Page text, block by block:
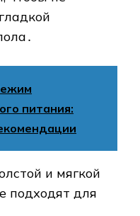
питания:
и мягкой
подходят для